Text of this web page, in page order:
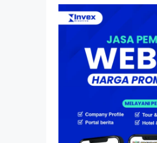
Atas Speedboat-
Ia Menjadi Nakhoda
Artikel
HP Dopod U1000,
Mini yang
Zaman Sebelum
iPhone dan
Resonansi
Seri 1: Republik